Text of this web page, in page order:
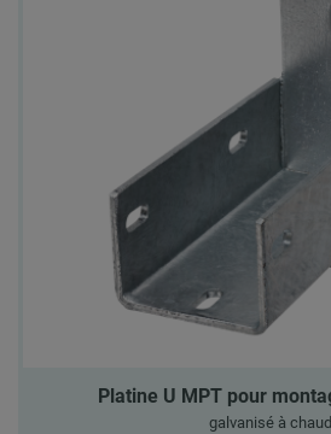
Platine U MPT pour
galvanisé à chaud